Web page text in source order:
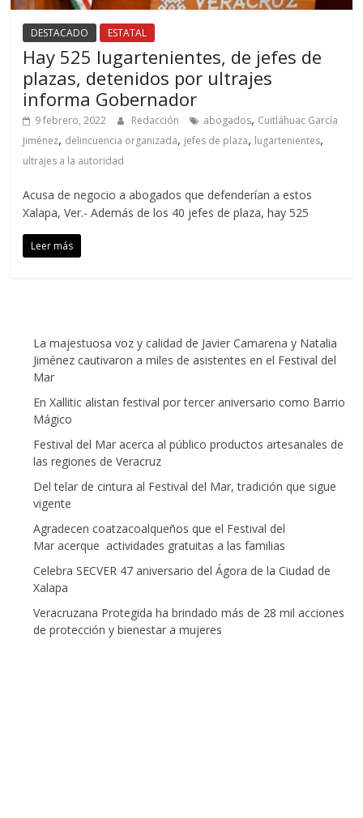
DESTACADO ESTATAL
Hay 525 lugartenientes, de jefes de
plazas, detenidos por ultrajes
informa Gobernador
9 febrero, 2022 Redacción abogados, Cuitláhuac García
Jiménez, delincuencia organizada, jefes de plaza, lugartenientes,
ultrajes a la autoridad
Acusa de negocio a abogados que defenderían a estos
Xalapa, Ver.- Además de los 40 jefes de plaza, hay 525
Leer más
La majestuosa voz y calidad de Javier Camarena y Natalia
Jiménez cautivaron a miles de asistentes en el Festival del
Mar
En Xallitic alistan festival por tercer aniversario como Barrio
Mágico
Festival del Mar acerca al público productos artesanales de
las regiones de Veracruz
Del telar de cintura al Festival del Mar, tradición que sigue
vigente
Agradecen coatzacoalqueños que el Festival del
Mar acerque actividades gratuitas a las familias
Celebra SECVER 47 aniversario del Ágora de la Ciudad de
Xalapa
Veracruzana Protegida ha brindado más de 28 mil acciones
de protección y bienestar a mujeres